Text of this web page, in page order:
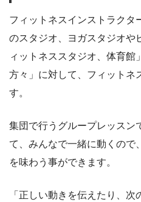
フィットネスインストラクタ
のスタジオ、ヨガスタジオや
ィットネススタジオ、体育館
方々」に対して、フィットネ
す。
集団で行うグループレッスン
て、みんなで一緒に動くので
を味わう事ができます。
「正しい動きを伝えたり、